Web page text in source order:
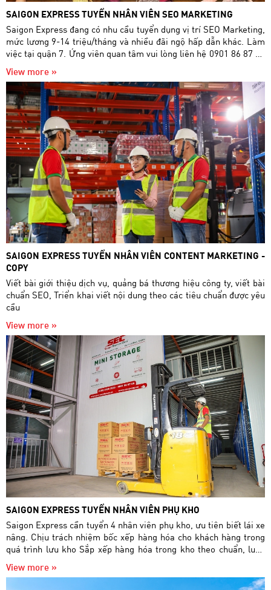
SAIGON EXPRESS TUYỂN NHÂN VIÊN SEO MARKETING
Saigon Express đang có nhu cầu tuyển dụng vị trí SEO Marketing,
mức lương 9-14 triệu/tháng và nhiều đãi ngộ hấp dẫn khác. Làm
việc tại quận 7. Ứng viên quan tâm vui lòng liên hệ 0901 86 87 86
tuyendung.saigonexpress@gmail.com.
View more »
SAIGON EXPRESS TUYỂN NHÂN VIÊN CONTENT MARKETING -
COPY
Viết bài giới thiệu dịch vụ, quảng bá thương hiệu công ty, viết bài
chuẩn SEO, Triển khai viết nội dung theo các tiêu chuẩn được yêu
cầu
View more »
SAIGON EXPRESS TUYỂN NHÂN VIÊN PHỤ KHO
Saigon Express cần tuyển 4 nhân viên phụ kho, ưu tiên biết lái xe
nâng. Chịu trách nhiệm bốc xếp hàng hóa cho khách hàng trong
quá trình lưu kho Sắp xếp hàng hóa trong kho theo chuẩn, luôn
View more »